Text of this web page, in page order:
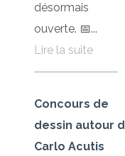
désormais
ouverte. 📅...
Lire la suite
Concours de
dessin autour
Carlo Acutis